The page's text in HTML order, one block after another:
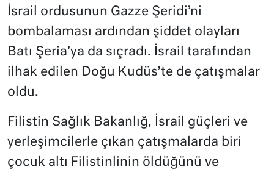
İsrail ordusunun Gazze Şeridi’ni
bombalaması ardından şiddet olayları
Batı Şeria’ya da sıçradı. İsrail tarafından
ilhak edilen Doğu Kudüs’te de çatışmalar
oldu.
Filistin Sağlık Bakanlığ, İsrail güçleri ve
yerleşimcilerle çıkan çatışmalarda biri
çocuk altı Filistinlinin öldüğünü ve